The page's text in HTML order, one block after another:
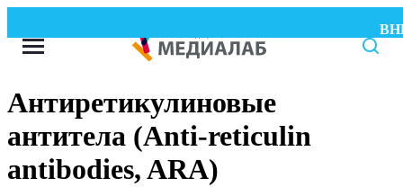
Антиретикулиновые
антитела (Anti-reticulin
antibodies, ARA)